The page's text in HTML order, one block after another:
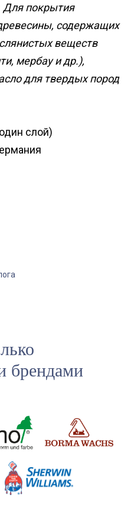
Для покрытия
содержащих
веществ
мербау и др.),
для твердых пород
слой)
брендами